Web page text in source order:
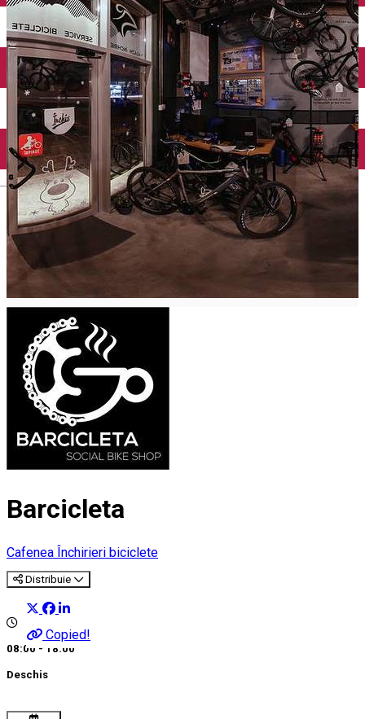
English
Închirieri auto
Închirieri biciclete
Taxi
Încărcare vehicule electrice
Barcicleta
Cafenea Închirieri biciclete
Distribuie
Copied!
08:00 - 18:00
Deschis